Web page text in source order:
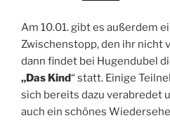
Am 10.01. gibt es außerdem
Zwischenstopp, den ihr nicht
dann findet bei Hugendubel
„Das Kind“ statt. Einige
sich bereits dazu verabredet
auch ein schönes